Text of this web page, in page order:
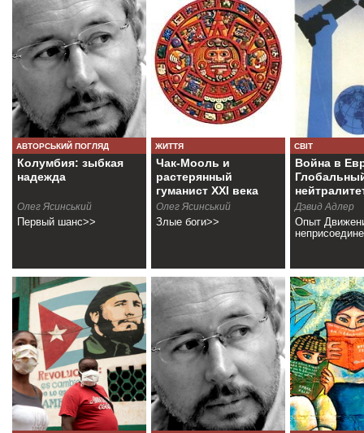
АВТОРСЬКИЙ ПОГЛЯД
Колумбия: зыбкая
надежда
Олег Ясинський
Первый шанс>>
ЖИТТЯ
Чак-Мооль и
растерянный
гуманист XXI века
Олег Ясинський
Злые боги>>
СВІТ
Война в
Дэвид Адлер
Опыт